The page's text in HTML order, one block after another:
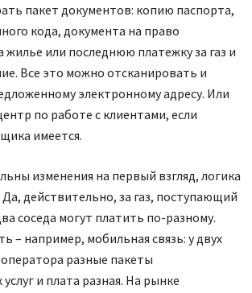
пакет документов: копию паспорта,
кода, документа на право
жилье или последнюю платежку за газ и
Все это можно отсканировать и
электронному адресу. Или
по работе с клиентами, если
имеется.
изменения на первый взгляд, логика
Да, действительно, за газ, поступающий
соседа могут платить по-разному.
– например, мобильная связь: у двух
разные пакеты
и плата разная. На рынке